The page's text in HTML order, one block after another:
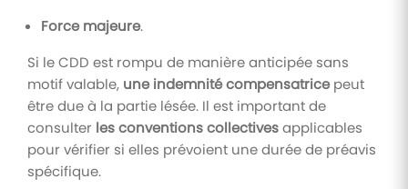
Force majeure.
Si le CDD est rompu de manière anticipée sans
motif valable, une indemnité compensatricepeut
être due à la partie lésée. Il est important de
consulter les conventions collectivesapplicables
pour vérifier si elles prévoient une durée de préavis
spécifique.